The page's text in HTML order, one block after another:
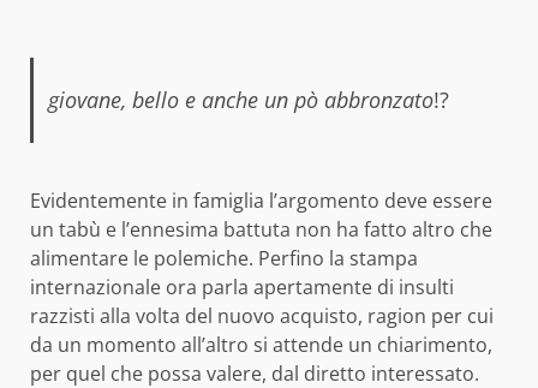
giovane, bello e anche un pò abbronzato!?
Evidentemente in famiglia l’argomento deve essere
un tabù e l’ennesima battuta non ha fatto altro che
alimentare le polemiche. Perfino la stampa
internazionale ora parla apertamente di insulti
razzisti alla volta del nuovo acquisto, ragion per cui
da un momento all’altro si attende un chiarimento,
per quel che possa valere, dal diretto interessato.